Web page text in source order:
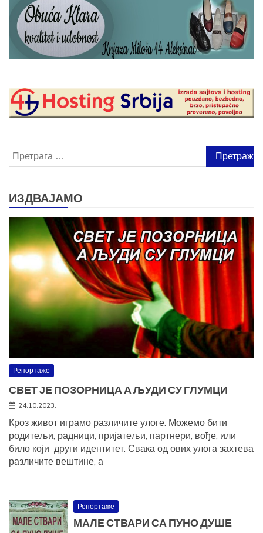
Претрага
за:
ИЗДВАЈАМО
Репортаже
СВЕТ ЈЕ ПОЗОРНИЦА А ЉУДИ СУ ГЛУМЦИ
24.10.2023.
Кроз живот играмо различите улоге. Можемо бити
родитељи, радници, пријатељи, партнери, вође, или
било који други идентитет. Свака од ових улога захтева
различите вештине, а
Репортаже
МАЛЕ СТВАРИ СА ПУНО ДУШЕ